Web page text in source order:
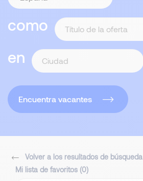
como
en
Encuentra vacantes
Volver a los resultados de búsqueda
Mi lista de favoritos (0)